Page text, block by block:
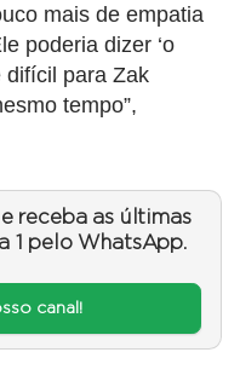
mais de empatia
poderia dizer ‘o
difícil para Zak
tempo”,
receba as últimas
1 pelo WhatsApp.
canal!